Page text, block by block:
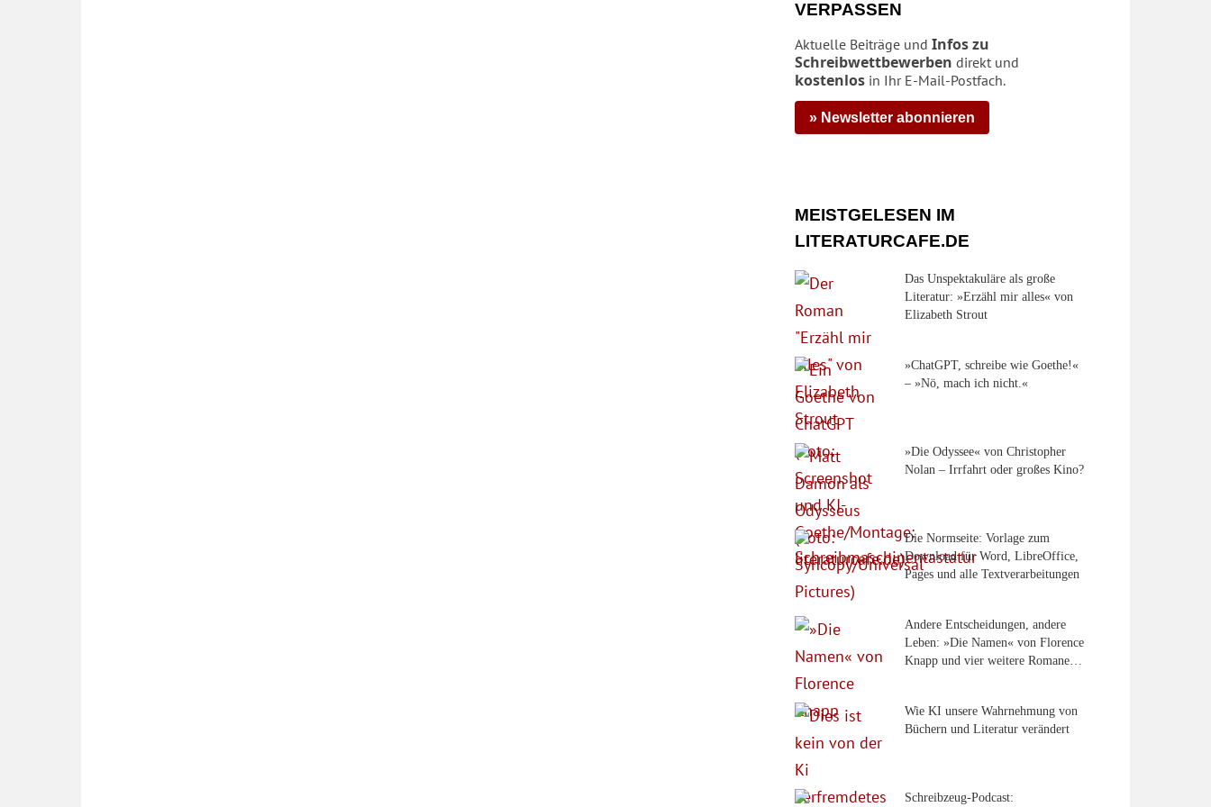
VERPASSEN
Aktuelle Beiträge und Infos zu
Schreibwettbewerben direkt und
kostenlos in Ihr E-Mail-Postfach.
» Newsletter abonnieren
MEISTGELESEN IM
LITERATURCAFE.DE
Das Unspektakuläre als große
Literatur: »Erzähl mir alles« von
Elizabeth Strout
»ChatGPT, schreibe wie Goethe!«
– »Nö, mach ich nicht.«
»Die Odyssee« von Christopher
Nolan – Irrfahrt oder großes Kino?
Die Normseite: Vorlage zum
Download für Word, LibreOffice,
Pages und alle Textverarbeitungen
Andere Entscheidungen, andere
Leben: »Die Namen« von Florence
Knapp und vier weitere Romane…
Wie KI unsere Wahrnehmung von
Büchern und Literatur verändert
Schreibzeug-Podcast: